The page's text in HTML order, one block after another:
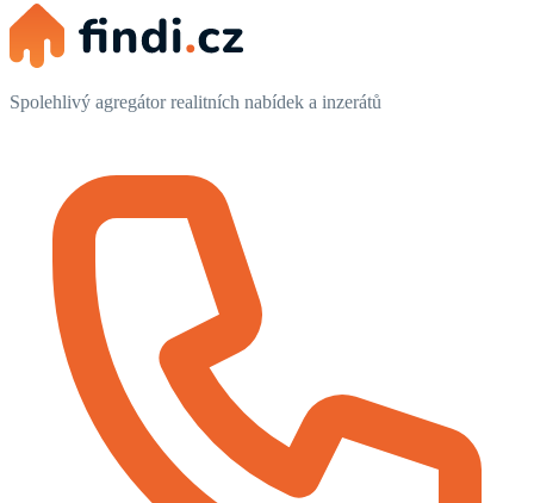
Spolehlivý agregátor realitních nabídek a inzerátů